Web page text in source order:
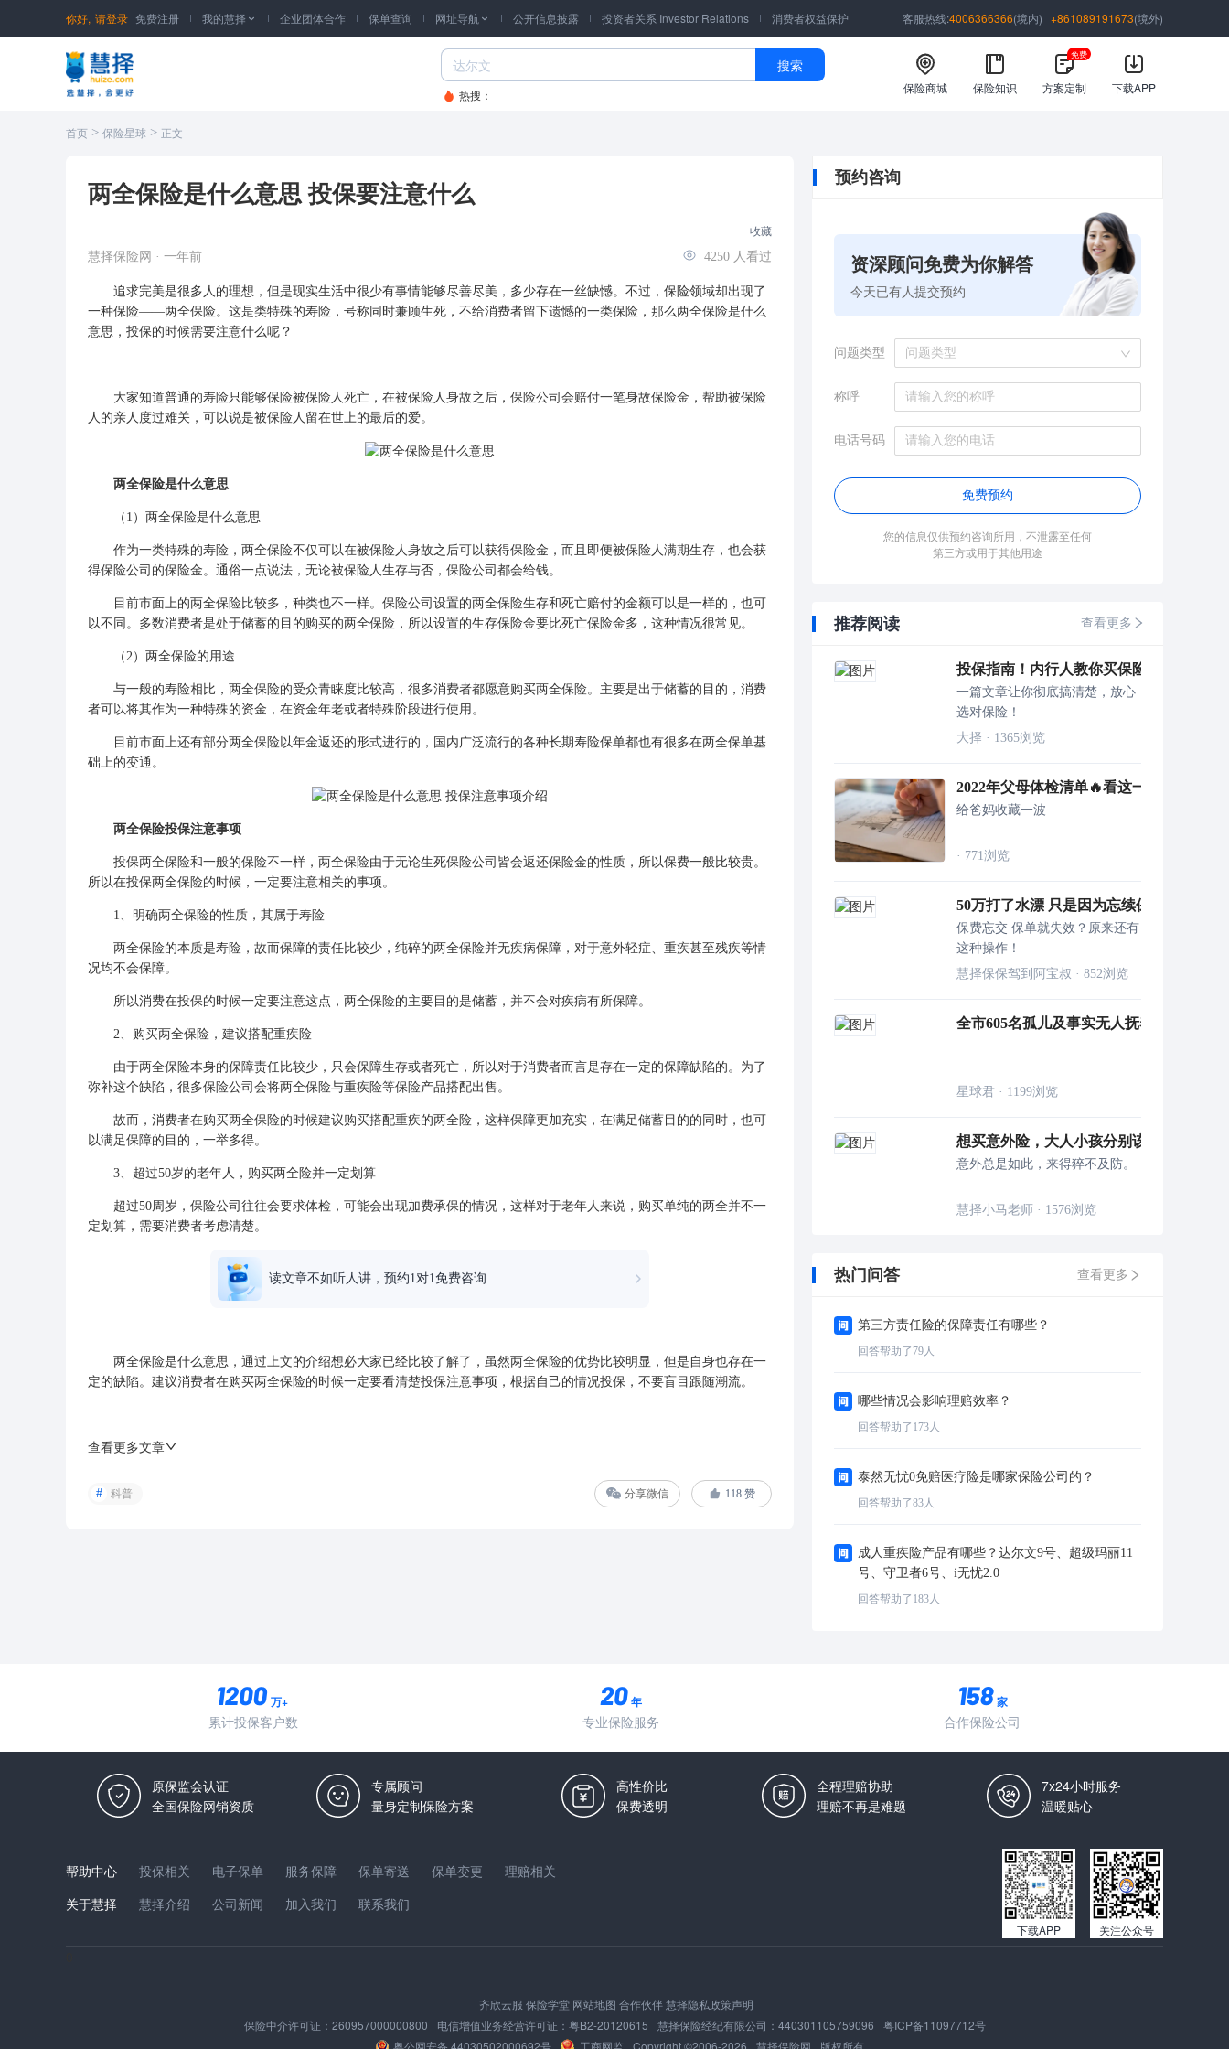
你好, 请登录 免费注册 我的慧择  企业团体合作 保单查询 网址导航  公开信息披露 投资者关系 Investor Relations 消费者权益保护 客服热线:4006366366(境内) +861089191673(境外)
搜索
热搜： 保险商城 保险知识 方案定制
免费
下载APP
首页 > 保险星球 > 正文
两全保险是什么意思 投保要注意什么
收藏
慧择保险网 · 一年前 4250 人看过
追求完美是很多人的理想，但是现实生活中很少有事情能够尽善尽美，多少存在一丝缺憾。不过，保险领域却出现了
一种保险——两全保险。这是类特殊的寿险，号称同时兼顾生死，不给消费者留下遗憾的一类保险，那么两全保险是什么
意思，投保的时候需要注意什么呢？
大家知道普通的寿险只能够保险被保险人死亡，在被保险人身故之后，保险公司会赔付一笔身故保险金，帮助被保险
人的亲人度过难关，可以说是被保险人留在世上的最后的爱。
两全保险是什么意思
（1）两全保险是什么意思
作为一类特殊的寿险，两全保险不仅可以在被保险人身故之后可以获得保险金，而且即便被保险人满期生存，也会获
得保险公司的保险金。通俗一点说法，无论被保险人生存与否，保险公司都会给钱。
目前市面上的两全保险比较多，种类也不一样。保险公司设置的两全保险生存和死亡赔付的金额可以是一样的，也可
以不同。多数消费者是处于储蓄的目的购买的两全保险，所以设置的生存保险金要比死亡保险金多，这种情况很常见。
（2）两全保险的用途
与一般的寿险相比，两全保险的受众青睐度比较高，很多消费者都愿意购买两全保险。主要是出于储蓄的目的，消费
者可以将其作为一种特殊的资金，在资金年老或者特殊阶段进行使用。
目前市面上还有部分两全保险以年金返还的形式进行的，国内广泛流行的各种长期寿险保单都也有很多在两全保单基
础上的变通。
两全保险投保注意事项
投保两全保险和一般的保险不一样，两全保险由于无论生死保险公司皆会返还保险金的性质，所以保费一般比较贵。
所以在投保两全保险的时候，一定要注意相关的事项。
1、明确两全保险的性质，其属于寿险
两全保险的本质是寿险，故而保障的责任比较少，纯碎的两全保险并无疾病保障，对于意外轻症、重疾甚至残疾等情
况均不会保障。
所以消费在投保的时候一定要注意这点，两全保险的主要目的是储蓄，并不会对疾病有所保障。
2、购买两全保险，建议搭配重疾险
由于两全保险本身的保障责任比较少，只会保障生存或者死亡，所以对于消费者而言是存在一定的保障缺陷的。为了
弥补这个缺陷，很多保险公司会将两全保险与重疾险等保险产品搭配出售。
故而，消费者在购买两全保险的时候建议购买搭配重疾的两全险，这样保障更加充实，在满足储蓄目的的同时，也可
以满足保障的目的，一举多得。
3、超过50岁的老年人，购买两全险并一定划算
超过50周岁，保险公司往往会要求体检，可能会出现加费承保的情况，这样对于老年人来说，购买单纯的两全并不一
定划算，需要消费者考虑清楚。
读文章不如听人讲，预约1对1免费咨询
两全保险是什么意思，通过上文的介绍想必大家已经比较了解了，虽然两全保险的优势比较明显，但是自身也存在一
定的缺陷。建议消费者在购买两全保险的时候一定要看清楚投保注意事项，根据自己的情况投保，不要盲目跟随潮流。
查看更多文章
科普 分享微信 118赞
预约咨询
资深顾问免费为你解答
今天已有人提交预约
问题类型 问题类型
称呼
电话号码
免费预约
您的信息仅供预约咨询所用，不泄露至任何
第三方或用于其他用途
推荐阅读 查看更多
投保指南！内行人教你买保险不踩雷！
一篇文章让你彻底搞清楚，放心
选对保险！
大择 · 1365浏览
2022年父母体检清单🔥看这一篇就足够
给爸妈收藏一波
· 771浏览
50万打了水漂 只是因为忘续保费
保费忘交 保单就失效？原来还有
这种操作！
慧择保保驾到阿宝叔 · 852浏览
全市605名孤儿及事实无人抚养儿童免费
星球君 · 1199浏览
想买意外险，大人小孩分别该怎么挑？
意外总是如此，来得猝不及防。
慧择小马老师 · 1576浏览
热门问答 查看更多
第三方责任险的保障责任有哪些？
回答帮助了 79人
哪些情况会影响理赔效率？
回答帮助了 173人
泰然无忧0免赔医疗险是哪家保险公司的？
回答帮助了83人
成人重疾险产品有哪些？达尔文9号、超级玛丽11
号、守卫者6号、i无忧2.0
回答帮助了 183人
万+
累计投保客户数
年
专业保险服务
家
合作保险公司
原保监会认证
全国保险网销资质
专属顾问
量身定制保险方案
高性价比
保费透明
全程理赔协助
理赔不再是难题
7x24小时服务
温暖贴心
帮助中心 投保相关 电子保单 服务保障 保单寄送 保单变更
理赔相关
关于慧择
慧择介绍 公司新闻 加入我们 联系我们
下载APP 关注公众号
齐欣云服 保险学堂 网站地图 合作伙伴 慧择隐私政策声明
保险中介许可证： 260957000000800 电信增值业务经营许可证： 粤B2-20120615 慧择保险经纪有限公司： 440301105759096
粤ICP备11097712号
粤公网安备 44030502000692号
工商网监 Copyright ©2006-2026 慧择保险网 版权所有